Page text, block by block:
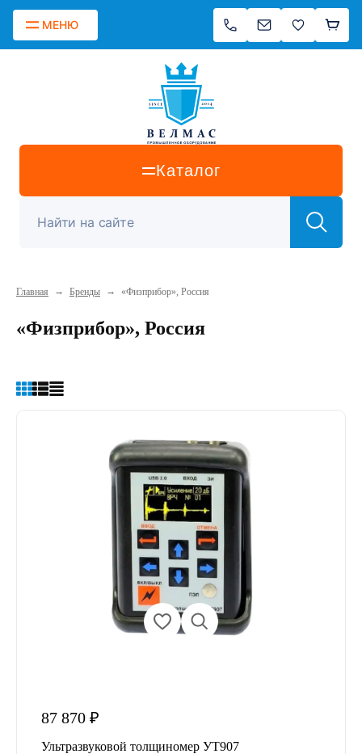
МЕНЮ
Каталог
Главная → Бренды → «Физприбор», Россия
«Физприбор», Россия
87 870 ₽
Ультразвуковой толщиномер УТ907